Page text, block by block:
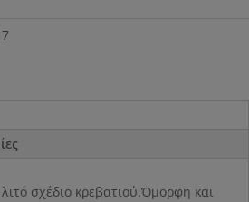
σχέδιο κρεβατιού.Όμορφη και